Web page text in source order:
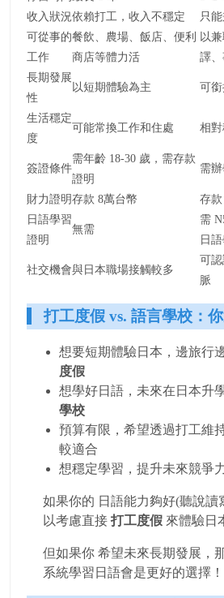
收入狀況依賴打工，收入不穩定
只
可從事的
工作
餐飲、農場、飯店、便利
商店等體力活
以
譯
長期發展
性
以短期體驗為主 可
生活穩定
度
可能常換工作和住處 相
簽證條件
需年齡 18-30 歲，需存款
證明
需
財力證明存款 8萬台幣
存
日語學習
證明
無需
需
日
社交機會與日本職場接觸較多
可
脈
打工度假 vs. 語言學校：
想要短期體驗日本，邊旅行
度假
想學好日語，未來在日本升
學校
預算有限，希望透過打工維
較適合
想穩定學習，提升未來競爭
如果你的 日語能力夠好(聽說讀
以考慮直接 打工度假 來體驗日
但如果你 希望未來長期發展，
系統學習日語會是更好的選擇！